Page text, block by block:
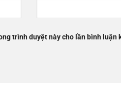
trình duyệt này cho lần bình luận